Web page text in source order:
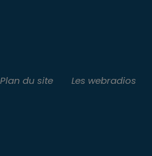
Plan du site Les webradios